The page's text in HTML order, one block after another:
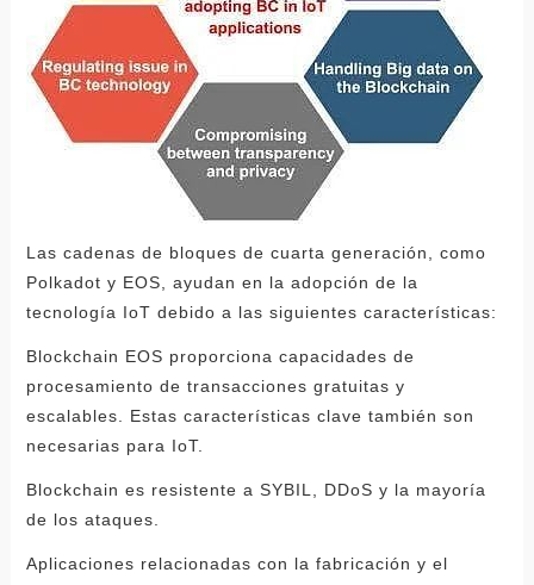
Las cadenas de bloques de cuarta generación, como
Polkadot y EOS, ayudan en la adopción de la
tecnología IoT debido a las siguientes características:
Blockchain EOS proporciona capacidades de
procesamiento de transacciones gratuitas y
escalables. Estas características clave también son
necesarias para IoT.
Blockchain es resistente a SYBIL, DDoS y la mayoría
de los ataques.
Aplicaciones relacionadas con la fabricación y el